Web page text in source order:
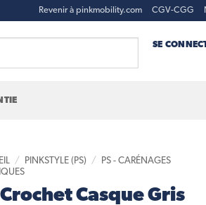
Revenir à pinkmobility.com CGV-CGG
SE
/ PINKSTYLE (PS) /
PS - CARÉNAGES
Crochet Casque Gris